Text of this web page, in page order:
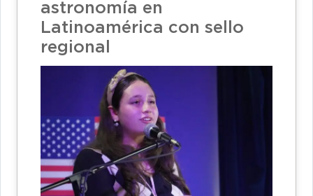
astronomía en
Latinoamérica con sello
regional